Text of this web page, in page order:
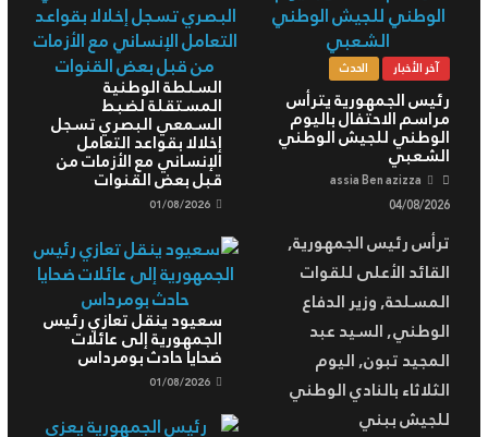
آخر الأخبار الحدث
رئيس الجمهورية يترأس
مراسم الاحتفال باليوم
الوطني للجيش الوطني
الشعبي
assia Ben azizza
04/08/2026
ترأس رئيس الجمهورية,
القائد الأعلى للقوات
المسلحة, وزير الدفاع
الوطني, السيد عبد
المجيد تبون, اليوم
الثلاثاء بالنادي الوطني
للجيش ببني
السلطة الوطنية
المستقلة لضبط
السمعي البصري تسجل
إخلالا بقواعد التعامل
الإنساني مع الأزمات من
قبل بعض القنوات
01/08/2026
سعيود ينقل تعازي رئيس
الجمهورية إلى عائلات
ضحايا حادث بومرداس
01/08/2026